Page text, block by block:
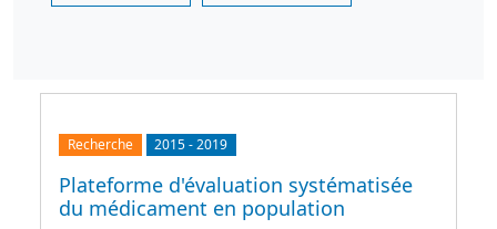
Recherche 2015-2019
Plateforme d'évaluation systématisée
du médicament en population